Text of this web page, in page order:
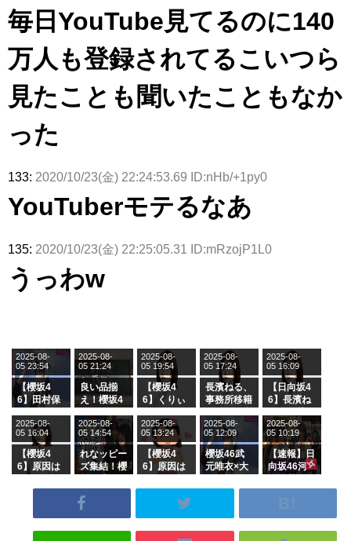
毎日YouTube見てるのに140
万人も登録されてるこいつら
見たことも聞いたこともなか
った
133: 2020/10/23(金) 22:24:53.69 ID:nHb/+1py0
YouTuberモテるなあ
135: 2020/10/23(金) 22:25:05.31 ID:mRzojP1L0
うっわw
【櫻坂4
6】田村保
ージを脱い
でいた理由
2025-08-
05 23:54
良い品揃
え！櫻坂4
グル『Mak
e or Brea
k』オフィ
シャルグッ
ズ絶賛販売
受付中
2025-08-
05 21:24
【櫻坂4
6】くりぃ
の2人を手
玉に取る大
沼晶保【く
りぃむナン
タラ】
2025-08-
05 19:54
長濱ねる、
事務所移籍
属を発表
2025-08-
05 17:24
【日向坂4
6】長濱ね
ら移籍しフ
ラーム所属
に。これで
事務所に所
属している
のは... おひ
2025-08-
05 16:09
【櫻坂4
6】原因は
大園玲、B
ざわつかせ
る...
2025-08-
05 16:04
れなッピー
ズ集結！櫻
理子、8/6
「ラヴィッ
ト！」水曜
2025-08-
05 14:54
【櫻坂4
6】原因は
uddiesを
ざわつかせ
る...
2025-08-
05 13:24
櫻坂46武
元唯衣×大
風呂場のE
さんに恐怖
【くりぃむ
2025-08-
05 12:09
【速報】日
向坂46河
2025-08-
05 10:19